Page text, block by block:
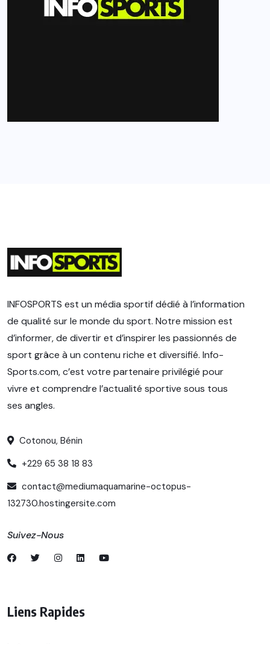
INFOSPORTS est un média sportif dédié à l’information
de qualité sur le monde du sport. Notre mission est
d’informer, de divertir et d’inspirer les passionnés de
sport grâce à un contenu riche et diversifié. Info-
Sports.com, c’est votre partenaire privilégié pour
vivre et comprendre l’actualité sportive sous tous
ses angles.
Cotonou, Bénin
+229 65 38 18 83
contact@mediumaquamarine-octopus-
132730.hostingersite.com
Suivez-Nous
Liens Rapides